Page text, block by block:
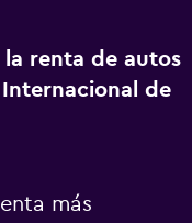
la renta de autos
de
más